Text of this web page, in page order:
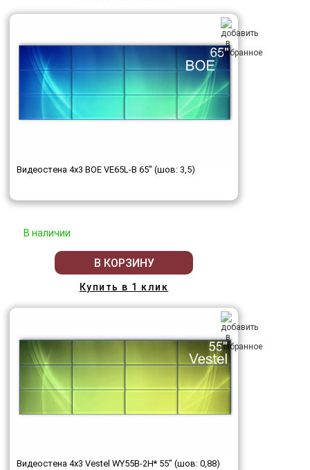
Видеостена 4x3 BOE VE65L-B 65" (шов: 3,5)
В наличии
В КОРЗИНУ
Купить в 1 клик
Видеостена 4x3 Vestel WY55B-2H* 55" (шов: 0,88)